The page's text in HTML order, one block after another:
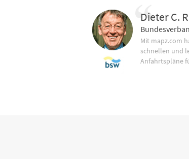
Dieter C.
Mit mapz.com
schnellen und
Anfahrtspläne